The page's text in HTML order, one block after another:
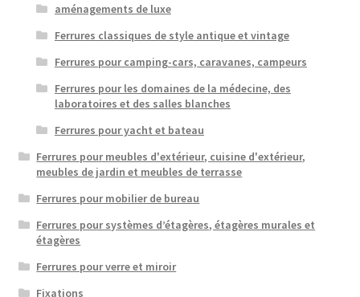
aménagements de luxe
Ferrures classiques de style antique et vintage
Ferrures pour camping-cars, caravanes, campeurs
Ferrures pour les domaines de la médecine, des
laboratoires et des salles blanches
Ferrures pour yacht et bateau
Ferrures pour meubles d'extérieur, cuisine d'extérieur,
meubles de jardin et meubles de terrasse
Ferrures pour mobilier de bureau
Ferrures pour systèmes d’étagères, étagères murales et
étagères
Ferrures pour verre et miroir
Fixations